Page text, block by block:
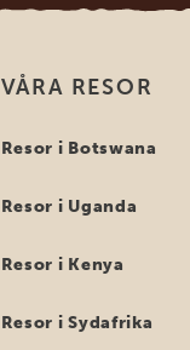
VÅRA RESOR
Resor i Botswana
Resor i Uganda
Resor i Kenya
Resor i Sydafrika